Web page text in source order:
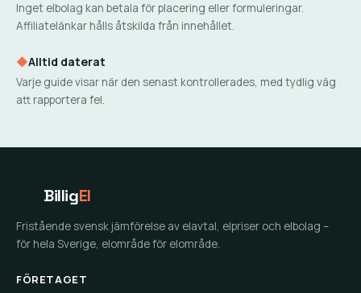
Inget elbolag kan betala för placering eller formuleringar.
Affiliatelänkar hålls åtskilda från innehållet.
◆Alltid daterat
Varje guide visar när den senast kontrollerades, med tydlig väg
att rapportera fel.
BilligEl
Fristående svensk jämförelse av elavtal, elpriser och elbolag –
för hela Sverige, elområde för elområde.
FÖRETAGET